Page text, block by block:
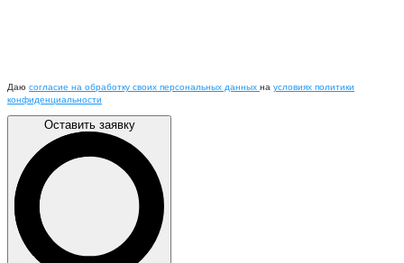
Даю согласие на обработку своих персональных данных на условиях политики
конфиденциальности
Оставить заявку